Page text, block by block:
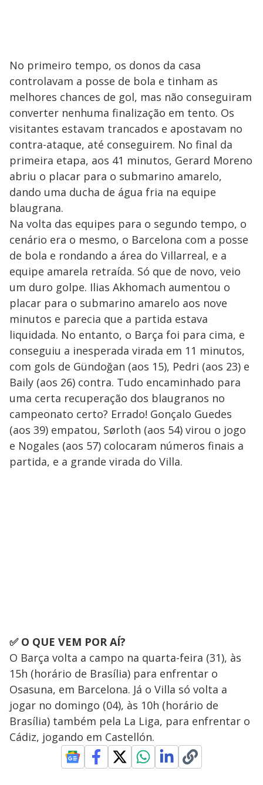
No primeiro tempo, os donos da casa
controlavam a posse de bola e tinham as
melhores chances de gol, mas não conseguiram
converter nenhuma finalização em tento. Os
visitantes estavam trancados e apostavam no
contra-ataque, até conseguirem. No final da
primeira etapa, aos 41 minutos, Gerard Moreno
abriu o placar para o submarino amarelo,
dando uma ducha de água fria na equipe
blaugrana.
Na volta das equipes para o segundo tempo, o
cenário era o mesmo, o Barcelona com a posse
de bola e rondando a área do Villarreal, e a
equipe amarela retraída. Só que de novo, veio
um duro golpe. Ilias Akhomach aumentou o
placar para o submarino amarelo aos nove
minutos e parecia que a partida estava
liquidada. No entanto, o Barça foi para cima, e
conseguiu a inesperada virada em 11 minutos,
com gols de Gündoğan (aos 15), Pedri (aos 23) e
Baily (aos 26) contra. Tudo encaminhado para
uma certa recuperação dos blaugranos no
campeonato certo? Errado! Gonçalo Guedes
(aos 39) empatou, Sørloth (aos 54) virou o jogo
e Nogales (aos 57) colocaram números finais a
partida, e a grande virada do Villa.
✅ O QUE VEM POR AÍ?
O Barça volta a campo na quarta-feira (31), às
15h (horário de Brasília) para enfrentar o
Osasuna, em Barcelona. Já o Villa só volta a
jogar no domingo (04), às 10h (horário de
Brasília) também pela La Liga, para enfrentar o
Cádiz, jogando em Castellón.